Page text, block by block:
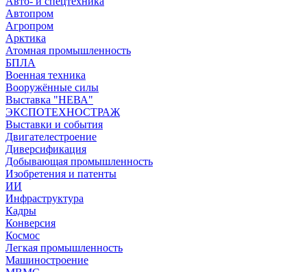
Автопром
Агропром
Арктика
Атомная промышленность
БПЛА
Военная техника
Вооружённые силы
Выставка "НЕВА"
ЭКСПОТЕХНОСТРАЖ
Выставки и события
Двигателестроение
Диверсификация
Добывающая промышленность
Изобретения и патенты
ИИ
Инфраструктура
Кадры
Конверсия
Космос
Легкая промышленность
Машиностроение